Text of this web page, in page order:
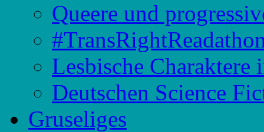
Queere und
Lesbische
Deutschen Science
Gruseliges